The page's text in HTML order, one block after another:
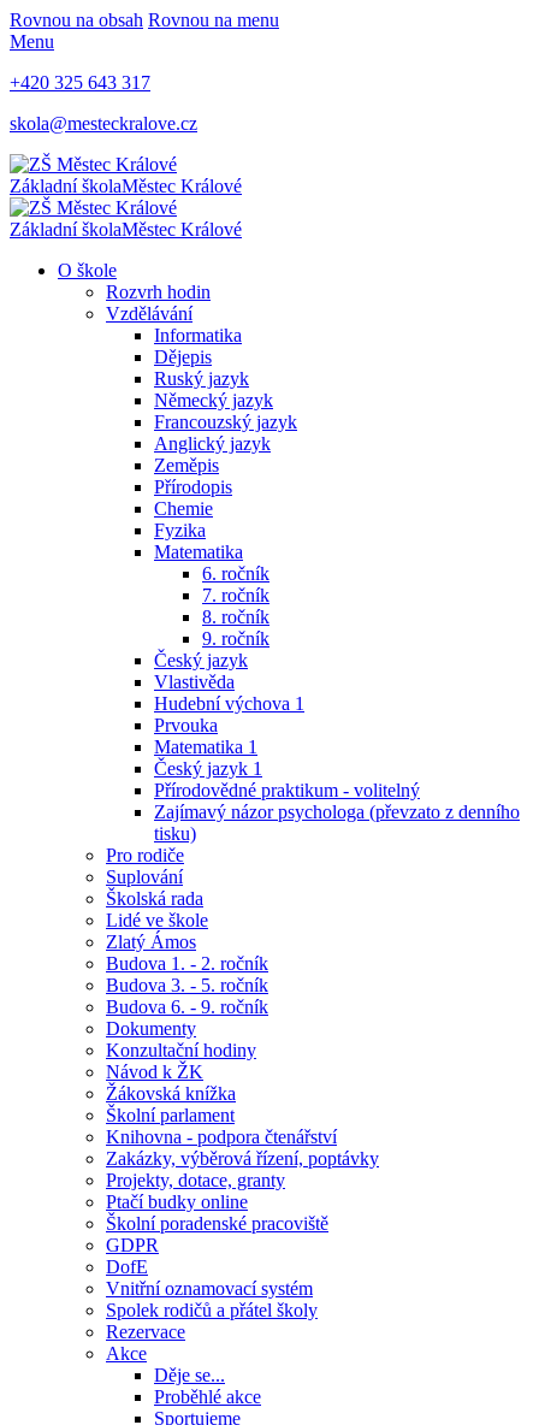
Rovnou na obsah Rovnou na menu
Menu
+420 325 643 317
skola@mesteckralove.cz
Základní školaMěstec Králové
Základní školaMěstec Králové
O škole
Rozvrh hodin
Vzdělávání
Informatika
Dějepis
Ruský jazyk
Německý jazyk
Francouzský jazyk
Anglický jazyk
Zeměpis
Přírodopis
Chemie
Fyzika
Matematika
6. ročník
7. ročník
8. ročník
9. ročník
Český jazyk
Vlastivěda
Hudební výchova 1
Prvouka
Matematika 1
Český jazyk 1
Přírodovědné praktikum - volitelný
Zajímavý názor psychologa (převzato z denního
tisku)
Pro rodiče
Suplování
Školská rada
Lidé ve škole
Zlatý Ámos
Budova 1. - 2. ročník
Budova 3. - 5. ročník
Budova 6. - 9. ročník
Dokumenty
Konzultační hodiny
Návod k ŽK
Žákovská knížka
Školní parlament
Knihovna - podpora čtenářství
Zakázky, výběrová řízení, poptávky
Projekty, dotace, granty
Ptačí budky online
Školní poradenské pracoviště
GDPR
DofE
Vnitřní oznamovací systém
Spolek rodičů a přátel školy
Rezervace
Akce
Děje se...
Proběhlé akce
Sportujeme